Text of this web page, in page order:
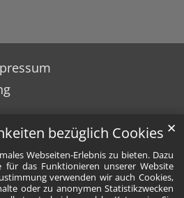
bezüglich Cookies
Webseiten-Erlebnis zu bieten. Dazu
für das Funktionieren unserer Website
verwenden wir auch Cookies,
oder zu anonymen Statistikzwecken
✕